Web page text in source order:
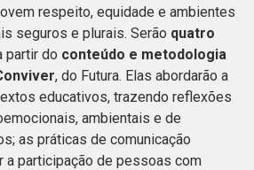
respeito, equidade e ambientes
seguros e plurais. Serão quatro
partir do conteúdo e metodologia
, do Futura. Elas abordarão a
educativos, trazendo reflexões
ambientais e de
as práticas de comunicação
a participação de pessoas com